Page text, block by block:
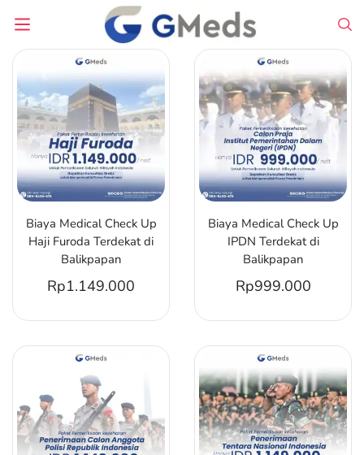
Biaya Medical Check Up
Haji Furoda Terdekat di
Balikpapan
Rp1.149.000
Biaya Medical Check Up
IPDN Terdekat di
Balikpapan
Rp999.000